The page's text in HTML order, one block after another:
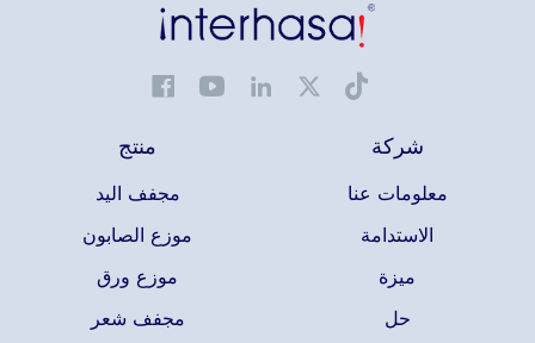
منتج
مجفف اليد
موزع الصابون
موزع ورق
مجفف شعر
شركة
معلومات عنا
الاستدامة
ميزة
حل